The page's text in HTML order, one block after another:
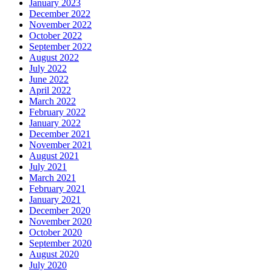
January 2023
December 2022
November 2022
October 2022
September 2022
August 2022
July 2022
June 2022
April 2022
March 2022
February 2022
January 2022
December 2021
November 2021
August 2021
July 2021
March 2021
February 2021
January 2021
December 2020
November 2020
October 2020
September 2020
August 2020
July 2020